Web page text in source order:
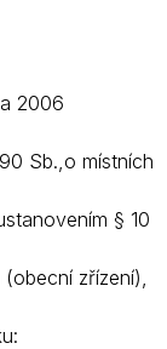
2006
Sb.,o místních
§ 10
zřízení),